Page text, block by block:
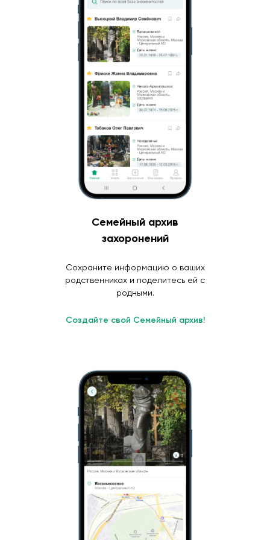
Семейный архив
захоронений
Сохраните информацию о ваших
родственниках и поделитесь ей с
родными.
Создайте свой Семейный архив!